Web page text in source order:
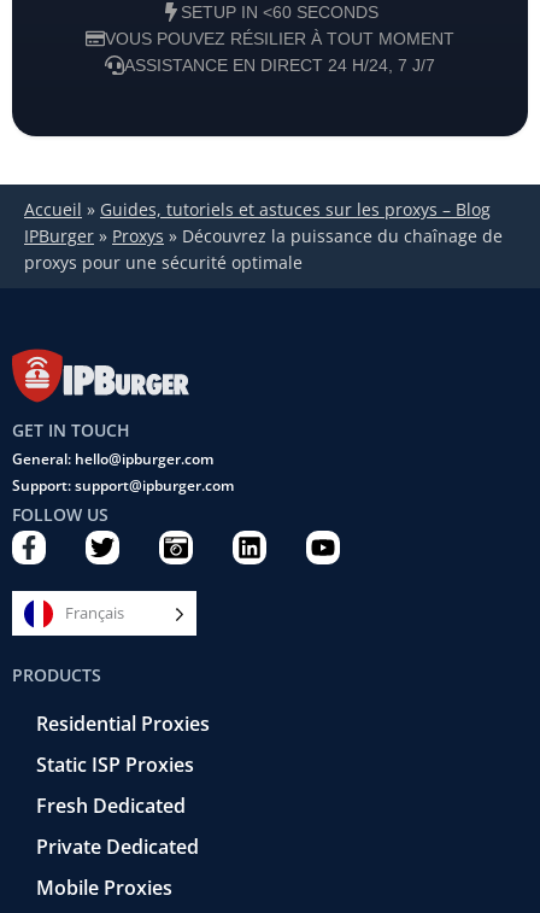
SETUP IN <60 SECONDS
VOUS POUVEZ RÉSILIER À TOUT MOMENT
ASSISTANCE EN DIRECT 24 H/24, 7 J/7
Accueil » Guides, tutoriels et astuces sur les proxys – Blog
IPBurger » Proxys » Découvrez la puissance du chaînage de
proxys pour une sécurité optimale
GET IN TOUCH
General: hello@ipburger.com
Support: support@ipburger.com
FOLLOW US
F
a
c
e
b
o
o
k
T
w
i
t
t
C
a
m
e
r
e
t
r
o
L
i
Y
o
Français
PRODUCTS
Residential Proxies
Static ISP Proxies
Fresh Dedicated
Private Dedicated
Mobile Proxies